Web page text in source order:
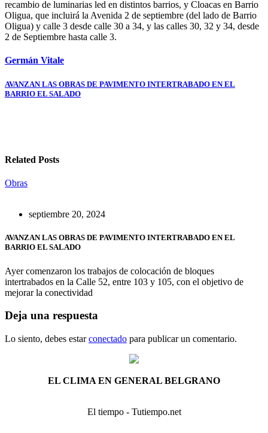
recambio de luminarias led en distintos barrios, y Cloacas en Barrio
Oligua, que incluirá la Avenida 2 de septiembre (del lado de Barrio
Oligua) y calle 3 desde calle 30 a 34, y las calles 30, 32 y 34, desde
2 de Septiembre hasta calle 3.
Germán Vitale
Navegación
de
AVANZAN LAS OBRAS DE PAVIMENTO INTERTRABADO EN EL
BARRIO EL SALADO
Related Posts
Obras
septiembre 20, 2024
AVANZAN LAS OBRAS DE PAVIMENTO INTERTRABADO EN EL
BARRIO EL SALADO
Ayer comenzaron los trabajos de colocación de bloques
intertrabados en la Calle 52, entre 103 y 105, con el objetivo de
mejorar la conectividad
Deja una respuesta
Lo siento, debes estarconectado para publicar un comentario.
EL CLIMA EN GENERAL BELGRANO
El tiempo - Tutiempo.net